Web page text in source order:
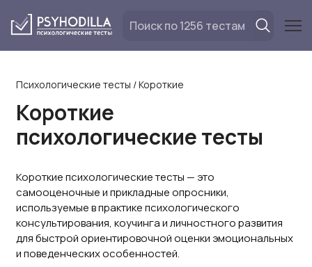
Психологические тесты /Короткие
Короткие
психологические тесты
Короткие психологические тесты — это
самооценочные и прикладные опросники,
используемые в практике психологического
консультирования, коучинга и личностного развития
для быстрой ориентировочной оценки эмоциональных
и поведенческих особенностей.